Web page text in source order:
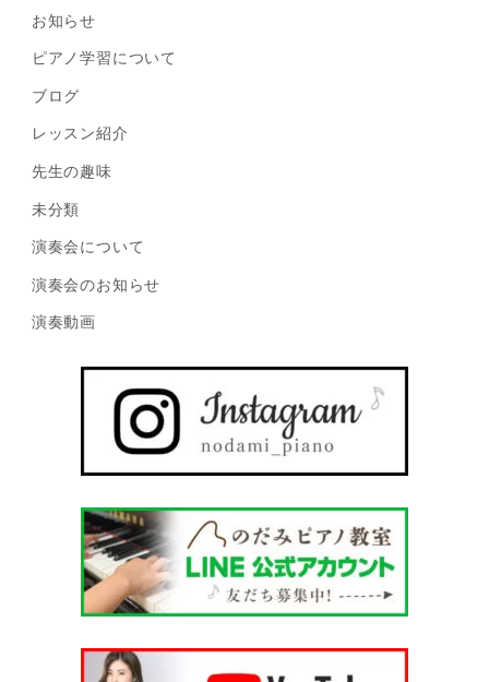
お知らせ
ピアノ学習について
ブログ
レッスン紹介
先生の趣味
未分類
演奏会について
演奏会のお知らせ
演奏動画